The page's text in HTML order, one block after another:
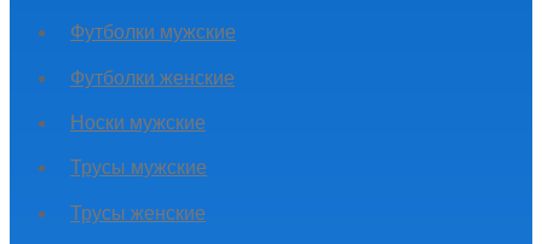
Футболки мужские
Футболки женские
Носки мужские
Трусы мужские
Трусы женские